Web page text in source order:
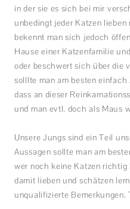
in der sie es sich bei mir
unbedingt jeder Katzen lieben
bekennt man sich jedoch
Hause einer Katzenfamilie
oder beschwert sich über die
solllte man am besten
dass an dieser
und man evtl. doch als Maus
Unsere Jungs sind ein Teil
Aussagen sollte man am
wer noch keine Katzen
damit lieben und schätzen
unqualifizierte Bemerkungen.